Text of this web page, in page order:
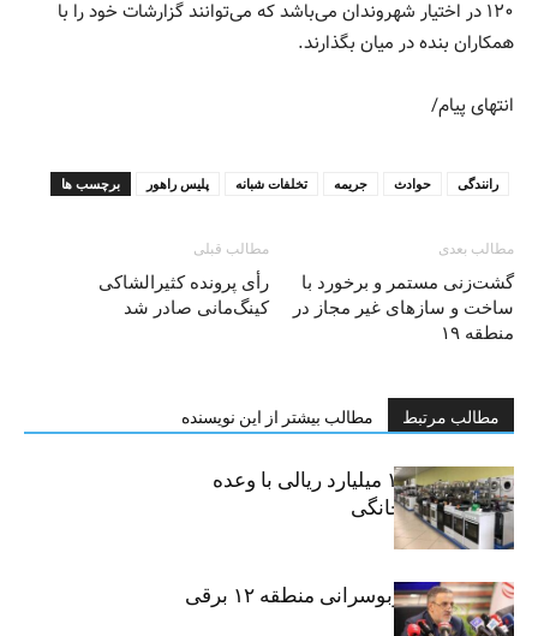
۱۲۰ در اختیار شهروندان می‌باشد که می‌توانند گزارشات خود را با
همکاران بنده در میان بگذارند.
انتهای پیام/
برچسب ها پلیس راهور تخلفات شبانه جریمه حوادث رانندگی
مطالب قبلی
رأی پرونده کثیرالشاکی
کینگ‌مانی صادر شد
مطالب بعدی
گشت‌زنی مستمر و برخورد با
ساخت و سازهای غیر مجاز در
منطقه ۱۹
مطالب مرتبط مطالب بیشتر از این نویسنده
کلاهبرداری ۱۰۰ میلیارد ریالی با وعده
فروش لوازم خانگی
تمام ناوگان اتوبوسرانی منطقه ۱۲ برقی
شد